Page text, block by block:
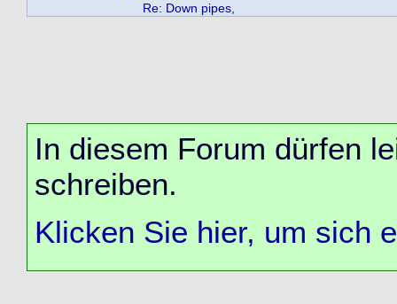
Re: Down pipes,
In diesem Forum dürfen
schreiben.
Klicken Sie hier, um sich